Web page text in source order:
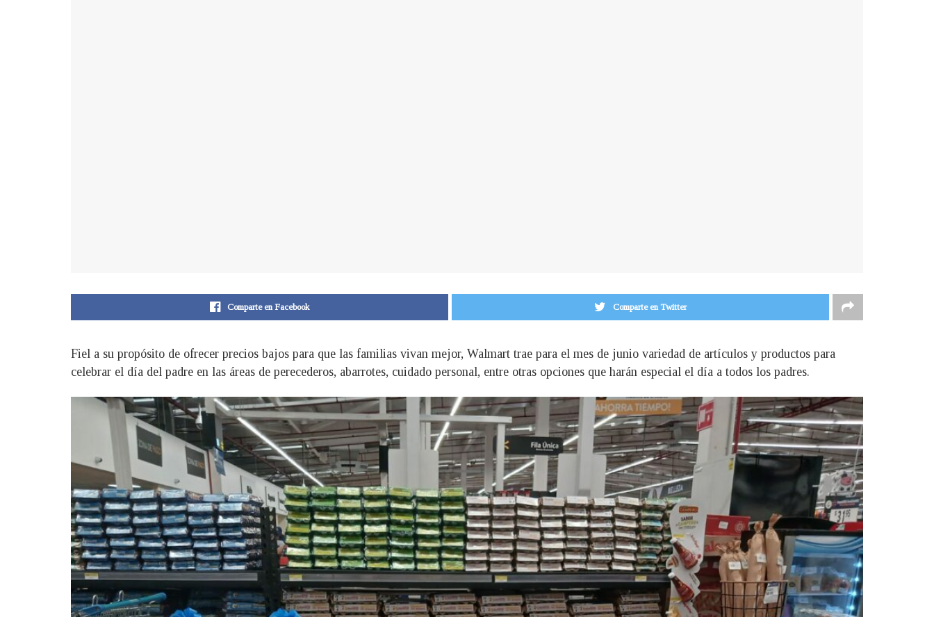
Comparte en Facebook Comparte en Twitter
Fiel a su propósito de ofrecer precios bajos para que las familias vivan mejor, Walmart trae para el mes de junio variedad de artículos y productos para
celebrar el día del padre en las áreas de perecederos, abarrotes, cuidado personal, entre otras opciones que harán especial el día a todos los padres.